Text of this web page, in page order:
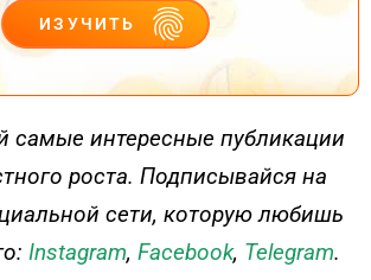
ИЗУЧИТЬ
самые интересные публикации
роста. Подписывайся на
сети, которую любишь
Instagram, Facebook, Telegram.